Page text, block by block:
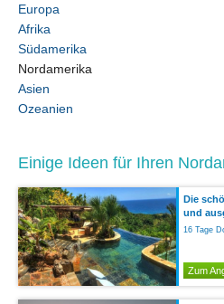
Europa
Afrika
Südamerika
Nordamerika
Asien
Ozeanien
Einige Ideen für Ihren
Die
und
16 Tage
Zum